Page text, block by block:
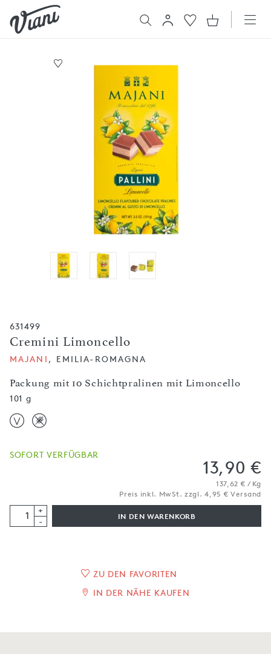
631499
Cremini Limoncello
Packung mit 10 Schicht­pralinen mit Limoncello
MAJANI , EMILIA-ROMAGNA
101 g
SOFORT VERFÜGBAR
13,90 €
137,62 € / Kg
Preis inkl. MwSt. zzgl. 4,95 € Versand
+
-
IN DEN WARENKORB
ZU DEN FAVORITEN
IN DER NÄHE KAUFEN